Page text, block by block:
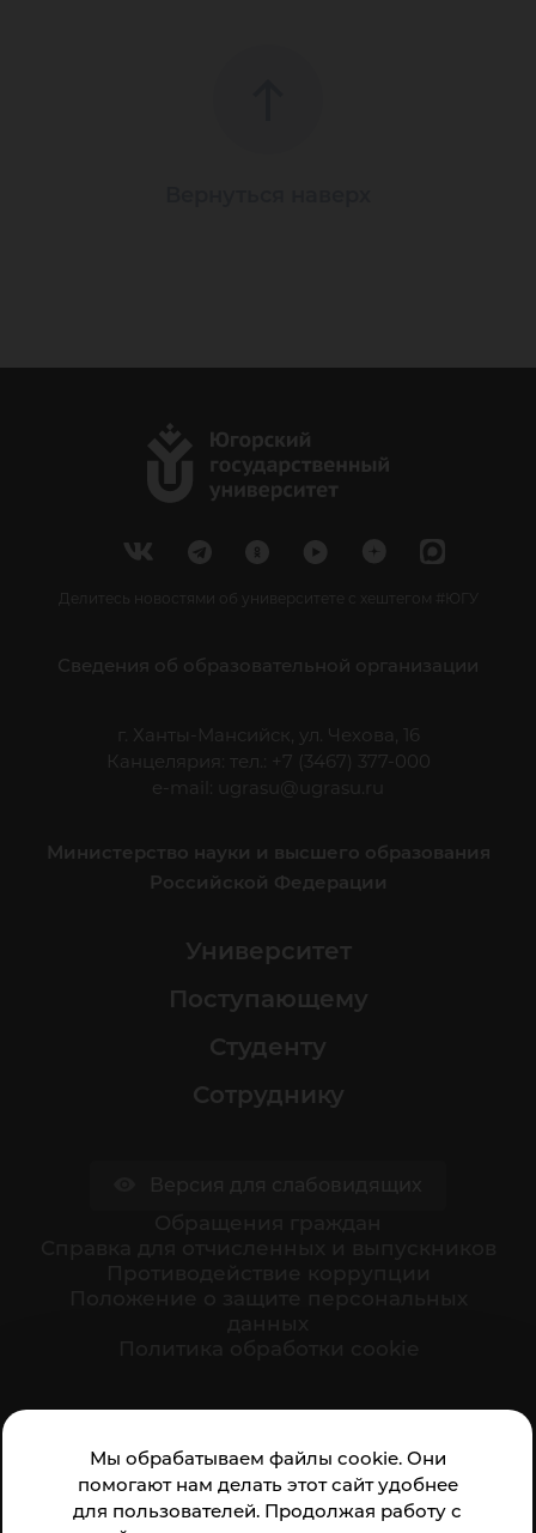
Мы обрабатываем файлы cookie. Они
помогают нам делать этот сайт удобнее
для пользователей. Продолжая работу с
Делитесь новостями об университете с хештегом #ЮГУ
Сведения об образовательной организации
г. Ханты-Мансийск, ул. Чехова, 16
Канцелярия: тел.: +7 (3467) 377-000
e-mail:
ugrasu@ugrasu.ru
Министерство науки и высшего образования
Российской Федерации
Университет
Поступающему
Студенту
Сотруднику
организации: